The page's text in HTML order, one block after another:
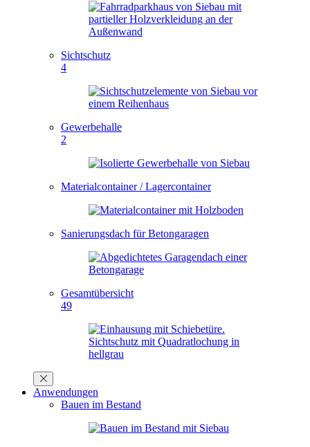
Sichtschutz
4
Gewerbehalle
2
Materialcontainer / Lagercontainer
Sanierungsdach für Betongaragen
Gesamtübersicht
49
Anwendungen
Bauen im Bestand